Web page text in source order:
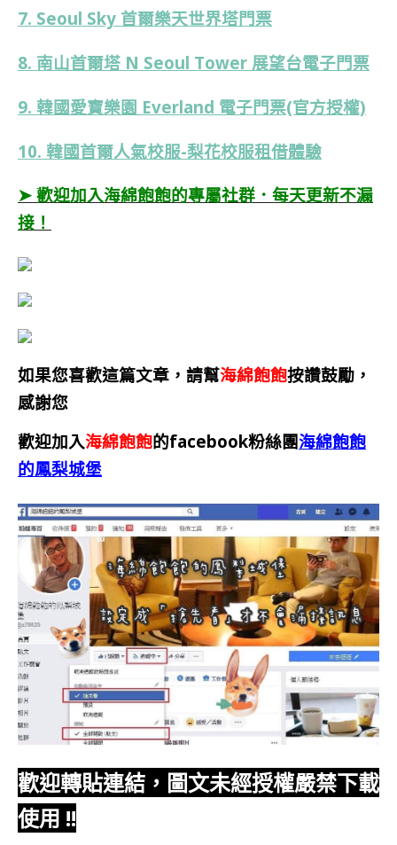
7. Seoul Sky 首爾樂天世界塔門票
8. 南山首爾塔 N Seoul Tower 展望台電子門票
9. 韓國愛寶樂園 Everland 電子門票(官方授權)
10. 韓國首爾人氣校服-梨花校服租借體驗
➤ 歡迎加入海綿飽飽的專屬社群．每天更新不漏
接！
如果您喜歡這篇文章，請幫海綿飽飽按讚鼓勵，
感謝您
歡迎加入海綿飽飽的facebook粉絲團海綿飽飽
的鳳梨城堡
歡迎轉貼連結，圖文未經授權嚴禁下載
使用 !!